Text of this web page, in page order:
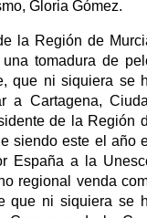
Gloria Gómez.
la Región de
tomadura de
que ni siquiera se
a Cartagena,
de la Región
siendo este el año
España a la
regional venda
que ni siquiera se